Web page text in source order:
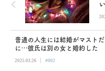
普通の人生には結婚がマスト
に…彼氏は別の女と婚約した
2025.03.26 | #002